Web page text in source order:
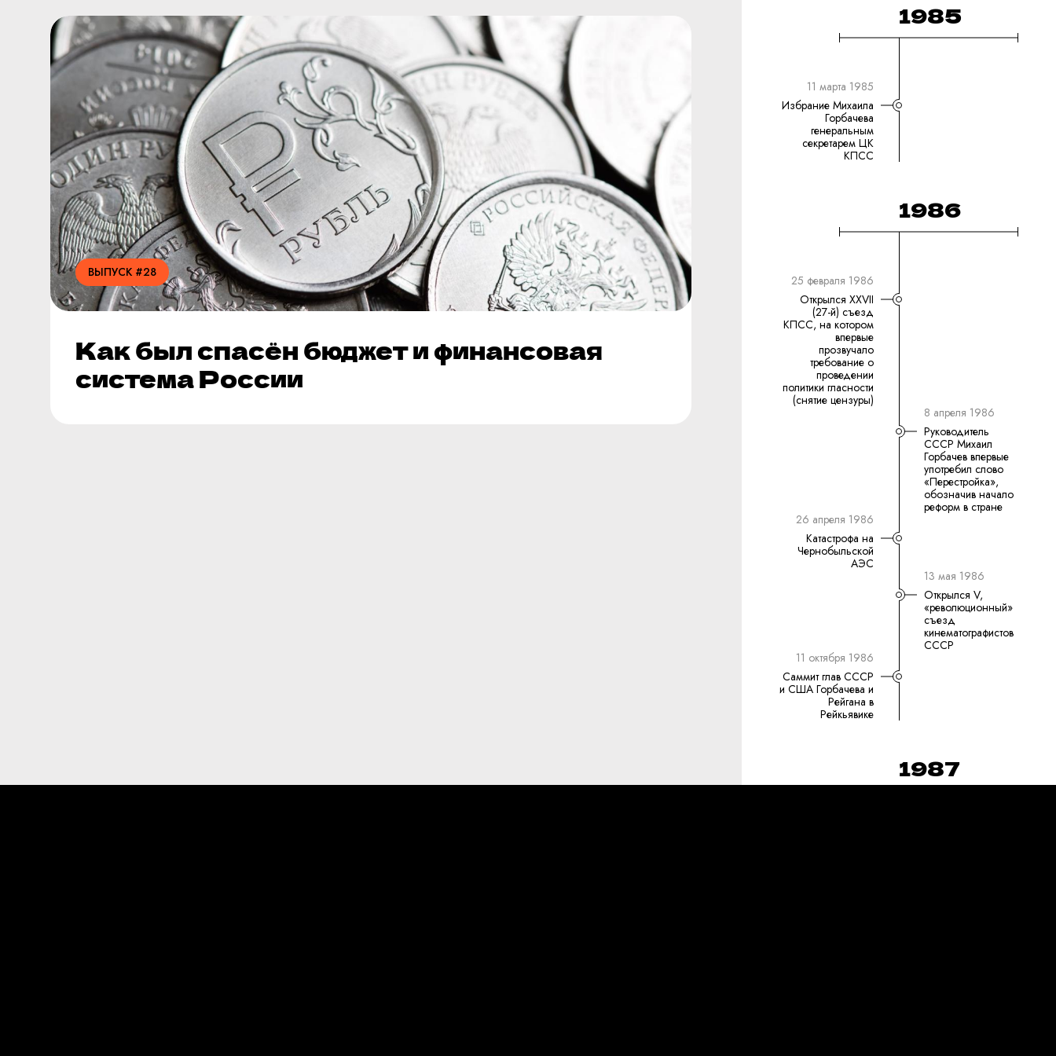
ВЫПУСК #28
Как был спасён бюджет и финансовая
система России
1985
11 марта 1985
Избрание Михаила
Горбачева
генеральным
секретарем ЦК
КПСС
1986
25 февраля 1986
Открылся XXVII
(27-й) съезд
КПСС, на котором
впервые
прозвучало
требование о
проведении
политики гласности
(снятие цензуры)
8 апреля 1986
Руководитель
СССР Михаил
Горбачев впервые
употребил слово
«Перестройка»,
обозначив начало
реформ в стране
26 апреля 1986
Катастрофа на
Чернобыльской
АЭС
13 мая 1986
Открылся V,
«революционный»
съезд
кинематографистов
СССР
11 октября 1986
Саммит глав СССР
и США Горбачева и
Рейгана в
Рейкьявике
1987